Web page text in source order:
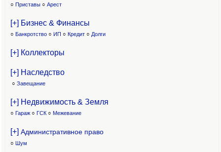
○ Приставы ○ Арест
[+] Бизнес & Финансы
○ Банкротство ○ ИП ○ Кредит ○ Долги
[+] Коллекторы
[+] Наследство
○ Завещание
[+] Недвижимость & Земля
○ Гараж ○ ГСК ○ Межевание
[+] Административное право
○ Шум